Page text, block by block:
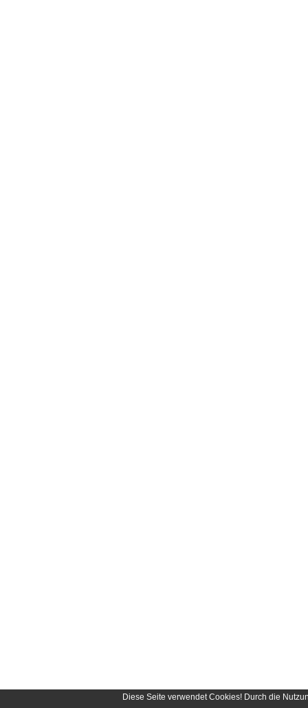
Diese Seite verwendet Cookies! Durch die